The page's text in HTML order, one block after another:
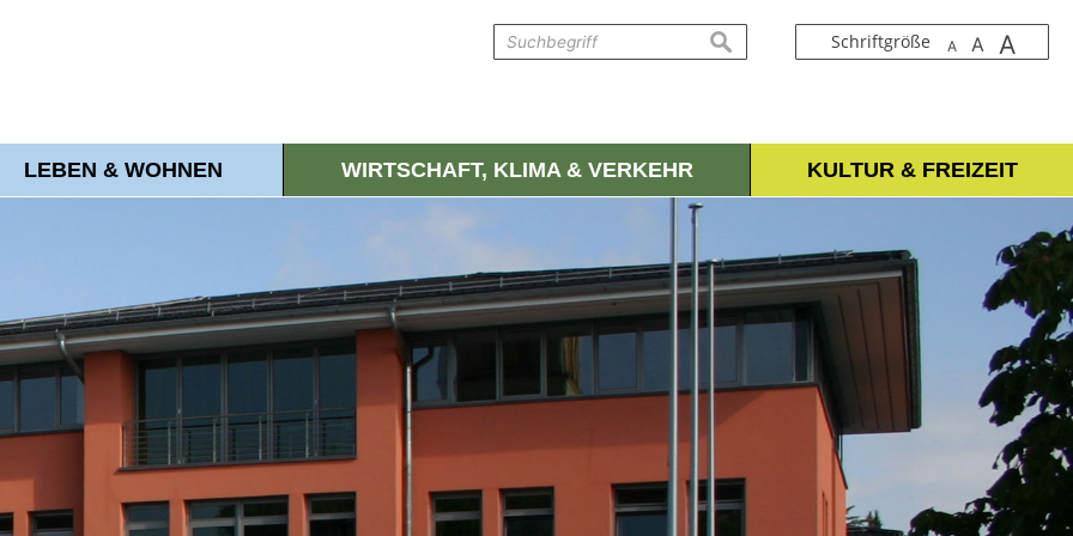
Schriftgröße A A A
suchen
LEBEN & WOHNEN WIRTSCHAFT, KLIMA & VERKEHR KULTUR & FREIZEIT